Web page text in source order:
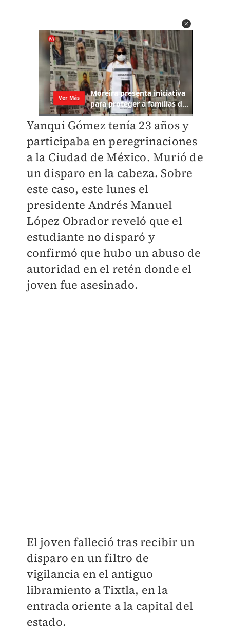
Yanqui Gómeztenía 23 años y
participaba en peregrinaciones
a la Ciudad de México. Murió de
un disparo en la cabeza. Sobre
este caso, este lunes el
presidente Andrés Manuel
López Obrador reveló que el
estudiante no disparó y
confirmó que hubo un abuso de
autoridad en el retén donde el
joven fue asesinado.
El joven falleció tras recibir un
disparo en un filtro de
vigilancia en el antiguo
libramiento a Tixtla, en la
entrada oriente a la capital del
estado.